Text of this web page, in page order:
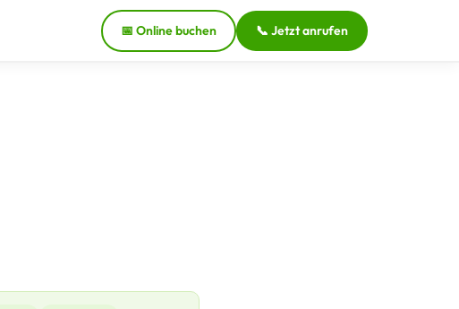
📅 Online buchen 📞 Jetzt anrufen